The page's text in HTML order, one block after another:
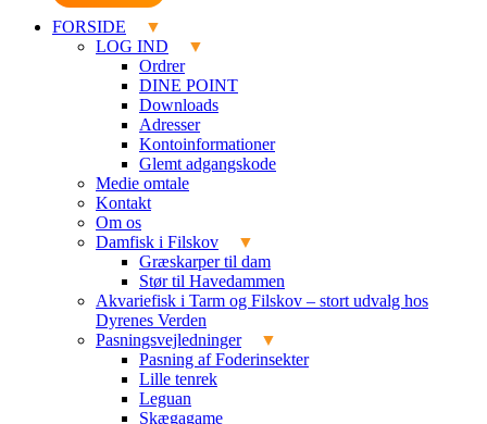
FORSIDE
LOG IND
Ordrer
DINE POINT
Downloads
Adresser
Kontoinformationer
Glemt adgangskode
Medie omtale
Kontakt
Om os
Damfisk i Filskov
Græskarper til dam
Stør til Havedammen
Akvariefisk i Tarm og Filskov – stort udvalg hos
Dyrenes Verden
Pasningsvejledninger
Pasning af Foderinsekter
Lille tenrek
Leguan
Skægagame